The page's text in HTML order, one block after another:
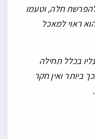
חלה, וטעמו
ראוי למאכל
בכלל תחילה
ביותר ואין חקר